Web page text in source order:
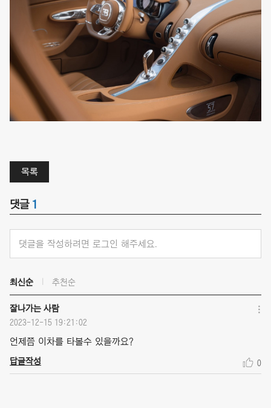
목록
댓글 1
댓글을 작성하려면 로그인 해주세요.
최신순 추천순
잘나가는 사람
2023-12-15 19:21:02
언제쯤 이차를 타볼수 있을까요?
답글작성 0